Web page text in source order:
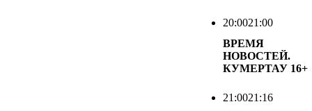
20:0021:00
ВРЕМЯ
НОВОСТЕЙ.
КУМЕРТАУ 16+
21:0021:16